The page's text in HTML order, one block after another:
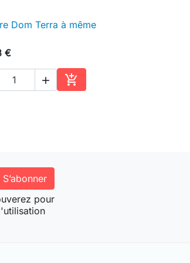
 Aperçu rapide
Dom Terra à même
€
 
Ajouter au panier
pour